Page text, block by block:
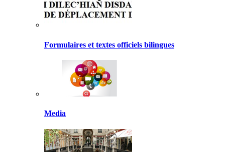
Formulaires et textes officiels bilingues
Media